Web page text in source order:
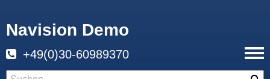
Navision Demo
+49(0)30-60989370